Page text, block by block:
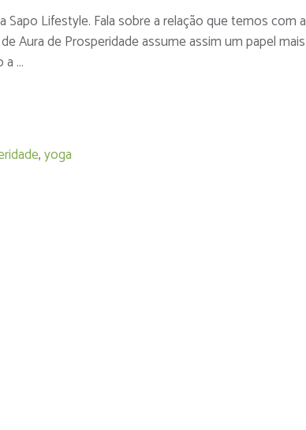
Lifestyle. Fala sobre a relação que temos com a
Aura de Prosperidade assume assim um papel mais
a …
,yoga